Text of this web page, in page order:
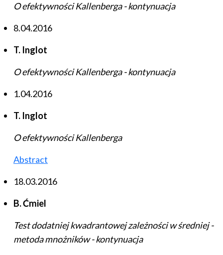
O efektywności Kallenberga - kontynuacja
8.04.2016
T. Inglot
O efektywności Kallenberga - kontynuacja
1.04.2016
T. Inglot
O efektywności Kallenberga
Abstract
18.03.2016
B. Ćmiel
Test dodatniej kwadrantowej zależności w średniej -
metoda mnożników - kontynuacja